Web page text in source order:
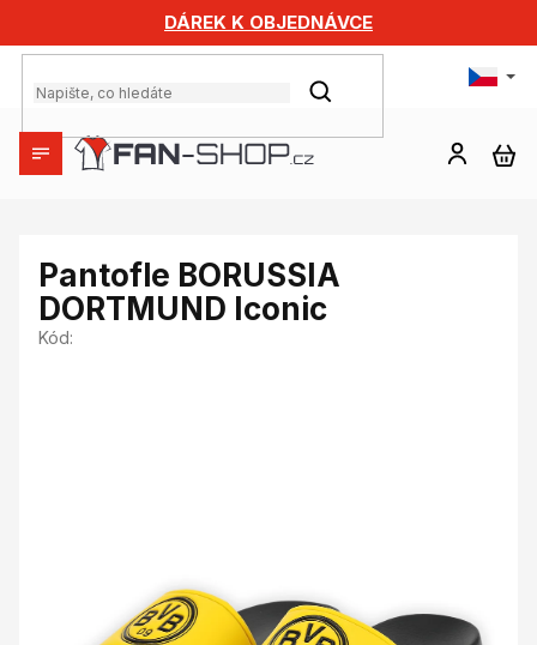
obsah
DÁREK K OBJEDNÁVCE
HLEDAT
Pantofle BORUSSIA
DORTMUND Iconic
Kód: